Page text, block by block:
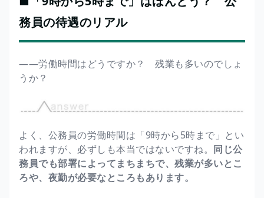
務員の待遇のリアル
――労働時間はどうですか？ 残業も多いのでしょ
うか？
よく、公務員の労働時間は「9時から5時まで」とい
われますが、必ずしも本当ではないですね。 同じ公
務員でも部署によってまちまちで、残業が多いとこ
ろや、夜勤が必要なところもあります。